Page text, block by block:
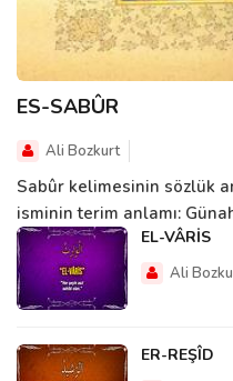
ES-SABÛR
Ali Bozkurt
Sabûr kelimesinin sözlük
isminin terim anlamı:
EL-VÂRİS
Ali
ER-REŞÎD